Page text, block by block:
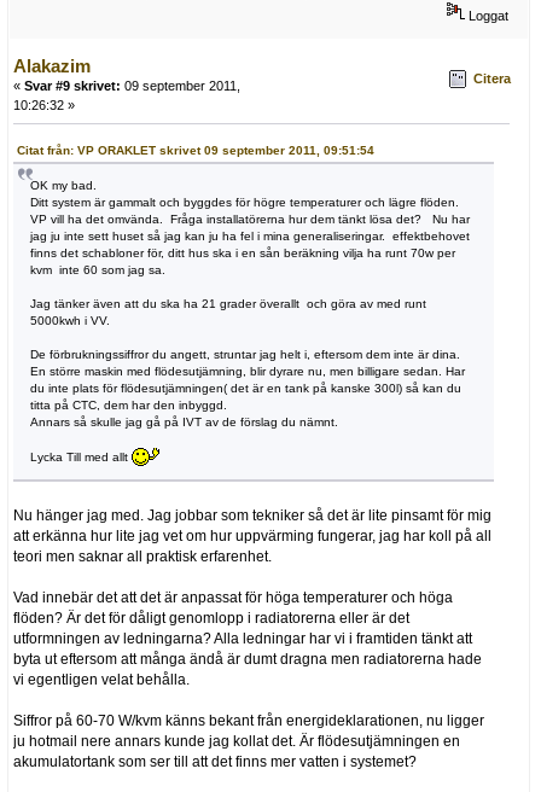
Loggat
Alakazim
« Svar #9 skrivet: 09 september 2011,
10:26:32 »
Citera
Citat från: VP ORAKLET skrivet 09 september 2011, 09:51:54
OK my bad.
Ditt system är gammalt och byggdes för högre temperaturer och lägre flöden.
VP vill ha det omvända. Fråga installatörerna hur dem tänkt lösa det? Nu har
jag ju inte sett huset så jag kan ju ha fel i mina generaliseringar. effektbehovet
finns det schabloner för, ditt hus ska i en sån beräkning vilja ha runt 70w per
kvm inte 60 som jag sa.
Jag tänker även att du ska ha 21 grader överallt och göra av med runt
5000kwh i VV.
De förbrukningssiffror du angett, struntar jag helt i, eftersom dem inte är dina.
En större maskin med flödesutjämning, blir dyrare nu, men billigare sedan. Har
du inte plats för flödesutjämningen( det är en tank på kanske 300l) så kan du
titta på CTC, dem har den inbyggd.
Annars så skulle jag gå på IVT av de förslag du nämnt.
Lycka Till med allt
Nu hänger jag med. Jag jobbar som tekniker så det är lite pinsamt för mig
att erkänna hur lite jag vet om hur uppvärming fungerar, jag har koll på all
teori men saknar all praktisk erfarenhet.
Vad innebär det att det är anpassat för höga temperaturer och höga
flöden? Är det för dåligt genomlopp i radiatorerna eller är det
utformningen av ledningarna? Alla ledningar har vi i framtiden tänkt att
byta ut eftersom att många ändå är dumt dragna men radiatorerna hade
vi egentligen velat behålla.
Siffror på 60-70 W/kvm känns bekant från energideklarationen, nu ligger
ju hotmail nere annars kunde jag kollat det. Är flödesutjämningen en
akumulatortank som ser till att det finns mer vatten i systemet?